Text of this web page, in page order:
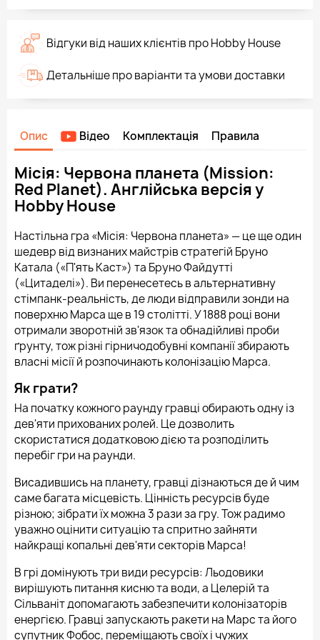
Відгуки від наших клієнтів про Hobby House
Детальніше про варіанти та умови доставки
Опис Відео Комплектація Правила
Місія: Червона планета (Mission:
Red Planet). Англійська версія у
Hobby House
Настільна гра «Місія: Червона планета» — це ще один
шедевр від визнаних майстрів стратегій Бруно
Катала («П'ять Каст») та Бруно Файдутті
(«Цитаделі»). Ви перенесетесь в альтернативну
стімпанк-реальність, де люди відправили зонди на
поверхню Марса ще в 19 столітті. У 1888 році вони
отримали зворотній зв'язок та обнадійливі проби
ґрунту, тож різні гірничодобувні компанії збирають
власні місії й розпочинають колонізацію Марса.
Як грати?
На початку кожного раунду гравці обирають одну із
дев'яти прихованих ролей. Це дозволить
скористатися додатковою дією та розподілить
перебіг гри на раунди.
Висадившись на планету, гравці дізнаються де й чим
саме багата місцевість. Цінність ресурсів буде
різною; зібрати їх можна 3 рази за гру. Тож радимо
уважно оцінити ситуацію та спритно зайняти
найкращі копальні дев'яти секторів Марса!
В грі домінують три види ресурсів: Льодовики
вирішують питання кисню та води, а Целерій та
Сільваніт допомагають забезпечити колонізаторів
енергією. Гравці запускають ракети на Марс та його
супутник Фобос, переміщають своїх і чужих